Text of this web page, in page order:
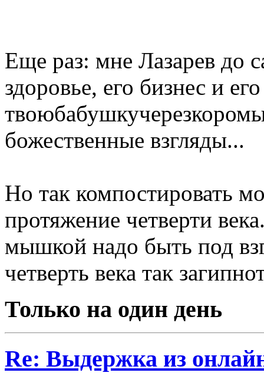
Еще раз: мне Лазарев до
здоровье, его бизнес и
божественные взгляды...
Но так компостировать
протяжение четверти
мышкой надо быть под
четверть века так
Только на один день
Re: Выдержка из